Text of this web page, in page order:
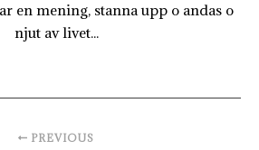
en mening, stanna upp o andas o
njut av livet...
PREVIOUS